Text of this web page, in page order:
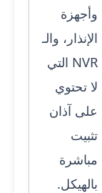
وأجهزة
الإنذار، والـ
NVR التي
لا تحتوي
على آذان
تثبيت
مباشرة
بالهيكل.